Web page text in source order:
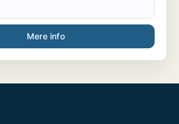
Mere info